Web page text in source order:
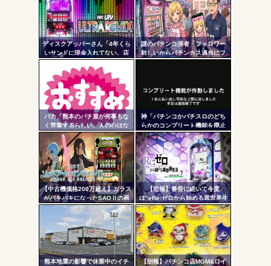
Powered by livedoor 相互RSS
超えの現行最強スペックは伊達
じゃないな…
ディスクアッパーさん「4年くら
いサンドに現金入れてない。店
からゴキブリレベルに嫌われて
る自信ある」
謎のパチンコ演者「フォロワー
欲しいからパチンカス適当にフ
がられてますよ
バカ「熊本のパチ屋が何事もな
く営業するらしい。人の心はな
いのか」←なんでも自粛させた
がるヤツって害悪だよな
神「パチンコかパチスロのどち
らかのコンプリート機能を廃止
して出し放題にします！」←ど
っち選ぶ？？？
【中古機価格200万超え】ガラス
がバキバキになったSAOⅡの画
像が話題に…
【悲報】番長に続いて今度
は”eRe:ゼロから始める異世界生
活2”で不正基板が発見された模
様…関係者さん「中古購入は控
えた方がいいと思います」
熊本地震の影響で休業中のイチ
【朗報】パチンコ店MGM&ロイ
ンク
自動
更新
ツー